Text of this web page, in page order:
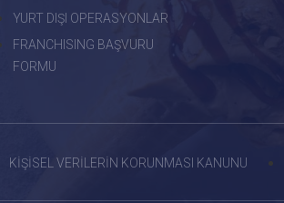
YURT DIŞI OPERASYONLAR
FRANCHISING BAŞVURU
FORMU
KİŞİSEL VERİLERİN KORUNMASI KANUNU